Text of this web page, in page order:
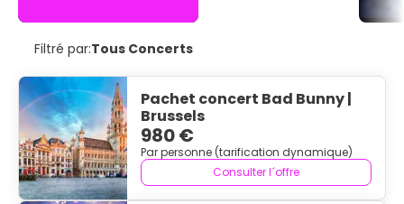
Filtré par:Tous Concerts
Pachet concert Bad Bunny |
Brussels
980 €
Par personne (tarification dynamique)
Consulter l´offre